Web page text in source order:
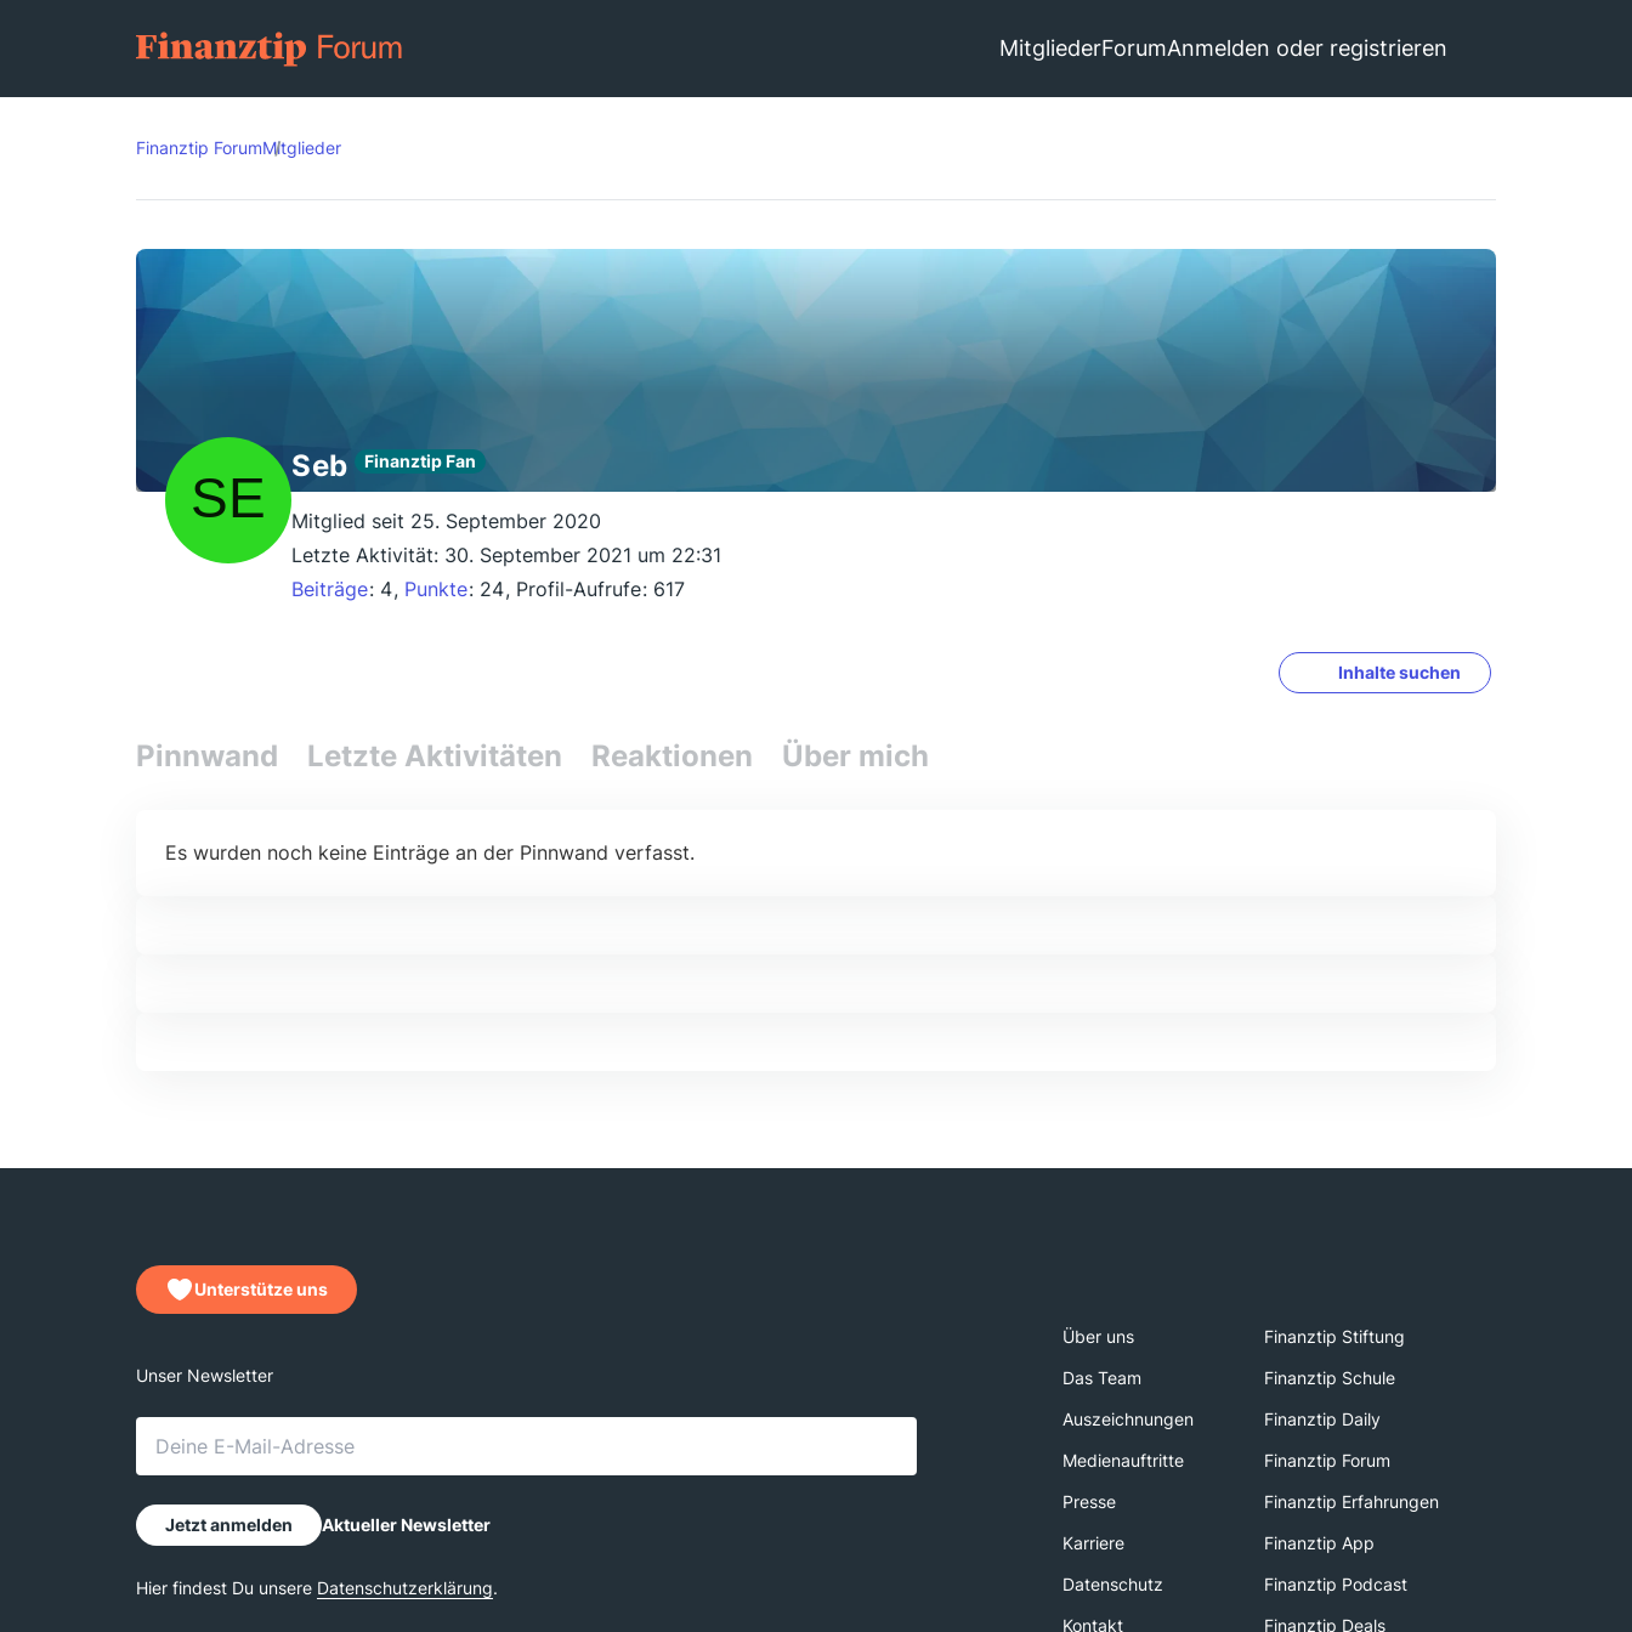
MitgliederForumAnmelden oder registrieren
Finanztip ForumMitglieder
Seb Finanztip Fan
Mitglied seit 25. September 2020
Letzte Aktivität: 30. September 2021 um 22:31
Beiträge 4 Punkte 24 Profil-Aufrufe 617
Inhalte suchen
Pinnwand Letzte Aktivitäten Reaktionen Über mich
Es wurden noch keine Einträge an der Pinnwand verfasst.
Unterstütze uns
Über uns
Finanztip Stiftung
Das Team
Finanztip Schule
Auszeichnungen
Finanztip Daily
Medienauftritte
Finanztip Forum
Presse
Finanztip Erfahrungen
Karriere
Finanztip App
Datenschutz
Finanztip Podcast
Kontakt
Finanztip Deals